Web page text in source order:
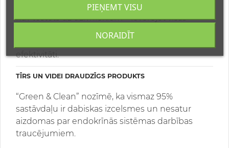
Ražots bez dzīvnieku izcelsmes sastāvdaļām un
nav testēts uz dzīvniekiem – ievērojot visas
Eiropas Savienības prasības.
efektivitāti.
TĪRS UN VIDEI DRAUDZĪGS PRODUKTS
“Green & Clean” nozīmē, ka vismaz 95%
sastāvdaļu ir dabiskas izcelsmes un nesatur
aizdomas par endokrīnās sistēmas darbības
traucējumiem.
NORAIDĪT
PIEŅEMT VISU